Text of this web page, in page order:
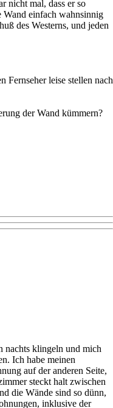
nicht mal, dass er so
Wand einfach wahnsinnig
des Westerns, und jeden
Fernseher leise stellen nach
der Wand kümmern?
nachts klingeln und mich
Ich habe meinen
auf der anderen Seite,
steckt halt zwischen
die Wände sind so dünn,
inklusive der